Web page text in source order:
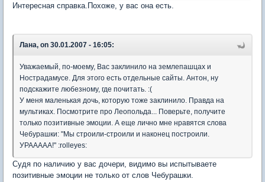
Интересная справка.Похоже, у вас она есть.
Лана, on 30.01.2007 - 16:05:
Уважаемый, по-моему, Вас заклинило на землепашцах и
Нострадамусе. Для этого есть отдельные сайты. Антон, ну
подскажите любезному, где почитать. :(
У меня маленькая дочь, которую тоже заклинило. Правда на
мультиках. Посмотрите про Леопольда... Поверьте, получите
только позитивные эмоции. А еще лично мне нравятся слова
Чебурашки: "Мы строили-строили и наконец построили.
УРААААА!" :rolleyes:
Судя по наличию у вас дочери, видимо вы испытываете
позитивные эмоции не только от слов Чебурашки.